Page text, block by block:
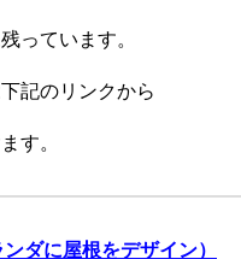
っています。
記のリンクから
す。
ダに屋根をデザイン）